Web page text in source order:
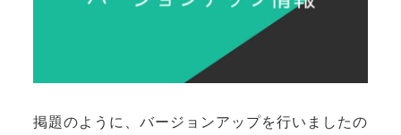
掲題のように、バージョンアップを行いましたの